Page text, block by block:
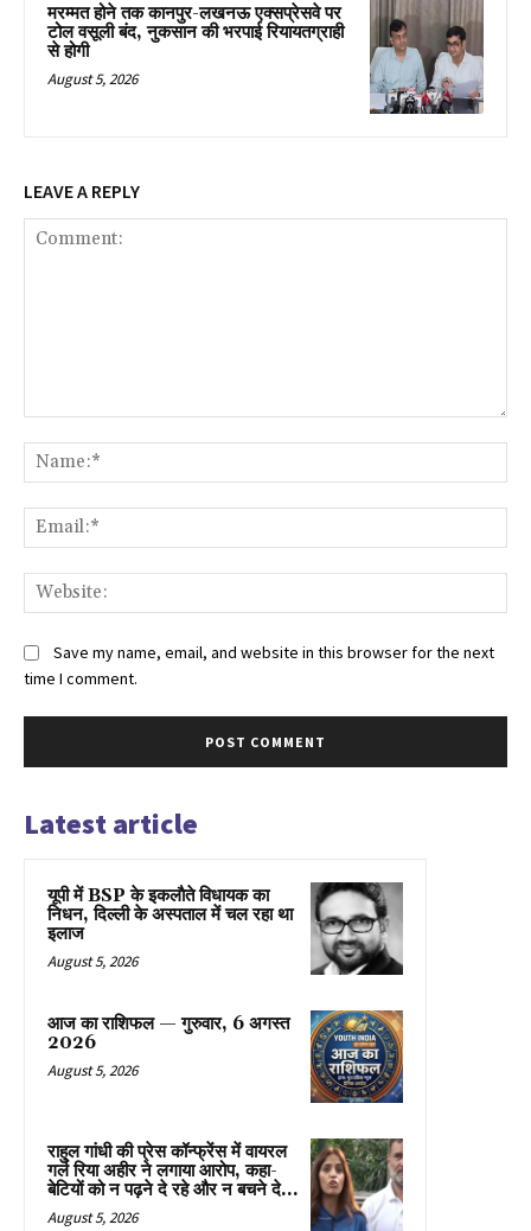
मरम्मत होने तक कानपुर-लखनऊ एक्सप्रेसवे पर
टोल वसूली बंद, नुकसान की भरपाई रियायतग्राही
से होगी
August 5, 2026
LEAVE A REPLY
Save my name, email, and website in this browser for the next
time I comment.
Latest article
यूपी में BSP के इकलाैते विधायक का
निधन, दिल्ली के अस्पताल में चल रहा था
इलाज
August 5, 2026
आज का राशिफल — गुरुवार, 6 अगस्त
2026
August 5, 2026
राहुल गांधी की प्रेस कॉन्फ्रेंस में वायरल
गर्ल रिया अहीर ने लगाया आरोप, कहा-
बेटियों को न पढ़ने दे रहे और न बचने दे...
August 5, 2026